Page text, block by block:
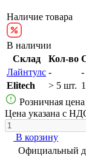
Наличие товара
В наличии
Склад
Кол-во
Лайнтулс -
-
Elitech
> 5 шт.
Розничная цена
Цена указана с
В корзину
Официальный